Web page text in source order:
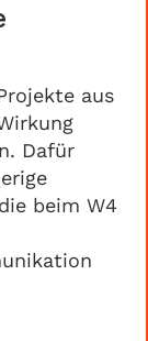
aus
Dafür
beim W4